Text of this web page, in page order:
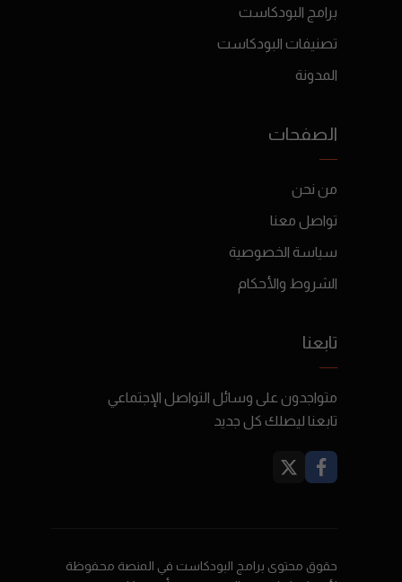
برامج البودكاست
تصنيفات البودكاست
المدونة
الصفحات
من نحن
تواصل معنا
سياسة الخصوصية
الشروط والأحكام
تابعنا
متواجدون على وسائل التواصل الإجتماعي
تابعنا ليصلك كل جديد
حقوق محتوى برامج البودكاست في المنصة محفوظة